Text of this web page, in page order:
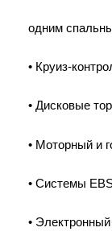
одним
• Круиз-
• Дисковые
• Моторный и
• Системы
•